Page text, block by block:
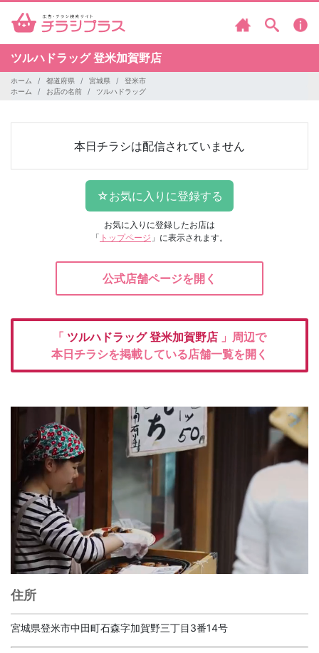
ツルハドラッグ登米加賀野店
ホーム 都道府県 宮城県
登米市
ホーム
お店の名前 ツルハドラッグ
本日チラシは配信されていません
お気に入りに登録したお店は
「 トップページ 」に表示されます。
公式店舗ページを開く
「 ツルハドラッグ登米加賀野店 」周辺で
本日チラシを掲載している店舗一覧を開く
住所
宮城県登米市中田町石森字加賀野三丁目3番14号